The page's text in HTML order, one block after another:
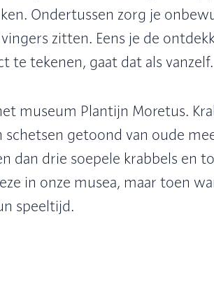
Ondertussen zorg je
zitten. Eens je de
te tekenen, gaat dat als vanzelf.
museum Plantijn Moretus.
getoond van oude
dan drie soepele krabbels en
in onze musea, maar toen
speeltijd.